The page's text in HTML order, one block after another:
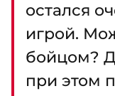
остался
игрой.
бойцом?
при этом